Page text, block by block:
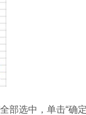
部选中，单击“确